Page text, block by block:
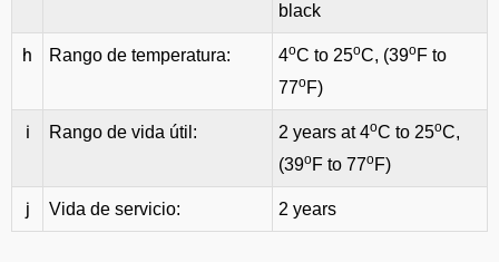
black
h Rango de temperatura: 4oC to 25oC, (39oF to
77oF)
i Rango de vida útil: 2 years at 4oC to 25oC,
(39oF to 77oF)
j Vida de servicio: 2 years